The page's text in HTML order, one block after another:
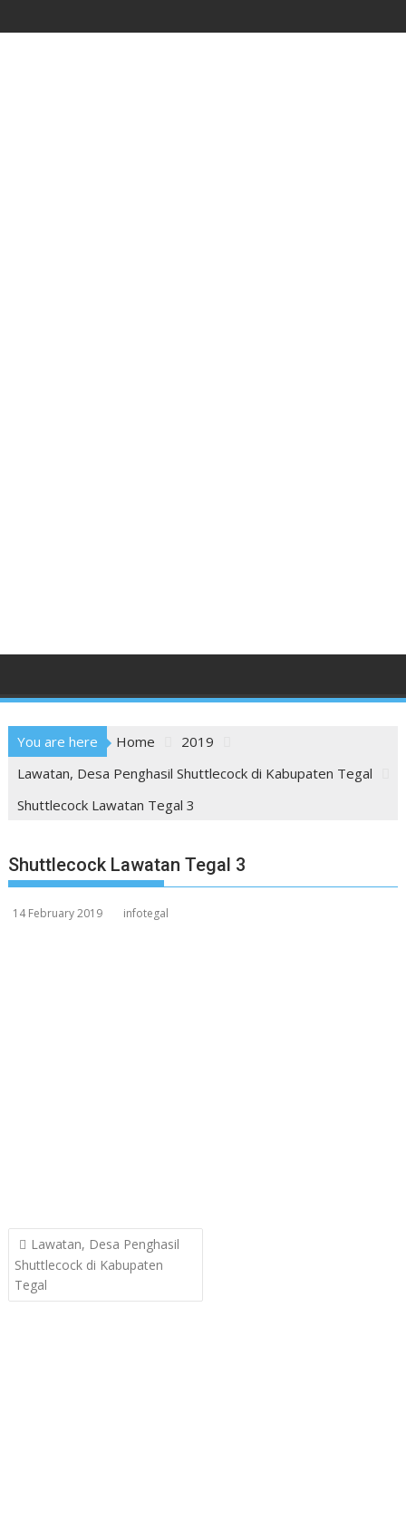
to
You are here Home
2019
Lawatan, Desa Penghasil Shuttlecock di Kabupaten Tegal
Shuttlecock Lawatan Tegal 3
Shuttlecock Lawatan Tegal 3
14 February 2019 infotegal
Post
navigation
Lawatan, Desa Penghasil
Shuttlecock di Kabupaten
Tegal